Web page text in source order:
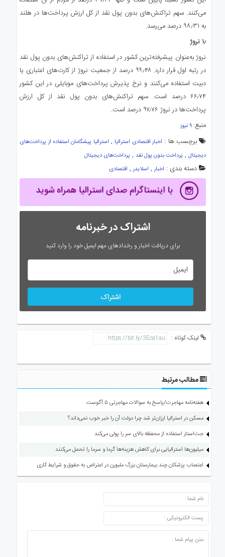
می‌کنند. سهم تراکنش‌های بدون پول نقد از کل ارزش پرداخت‌ها در هلند
به ۹۸٫۳۱ درصد می‌رسد.
۱٫ نروژ
نروژ به‌عنوان پیشرفته‌ترین کشور در استفاده از تراکنش‌های بدون پول نقد
در رتبه اول قرار دارد. ۹۹٫۴۸ درصد از جمعیت نروژ از کارت‌های اعتباری یا
دبیت استفاده می‌کنند و نرخ پذیرش پرداخت‌های موبایلی در این کشور
۶۶٫۷۴ درصد است. سهم تراکنش‌های بدون پول نقد از کل ارزش
پرداخت‌ها در نروژ ۹۷٫۷۶ درصد است.
منبع:
برچسب ها : اخبار اقتصادی استرالیا , استرالیا پیشگامان استفاده از پرداخت‌های
دیجیتال, پرداخت بدون پول نقد, پرداخت‌های دیجیتال
دسته بندی : اخبار, اسلایدر, اقتصادی
اشتراک در خبرنامه
برای دریافت اخبار و رخدادهای مهم ایمیل خود را وارد کنید
اشتراک
لینک کوتاه :
مطالب مرتبط
هفته‌نامه مهاجرت/پاسخ به سوالات مهاجرتی ۵ آگوست
مسکن در استرالیا ارزان‌تر شد چرا دولت آن را خبر خوب نمی‌داند؟
جت‌استار استفاده از محفظه بالای سر را پولی می‌کند
میلیون‌ها استرالیایی برای کاهش هزینه‌ها گرما و سرما را تحمل می‌کنند
اعتصاب پزشکان چند بیمارستان بزرگ ملبورن در اعتراض به حقوق و شرایط کاری
ارسال دیدگاه